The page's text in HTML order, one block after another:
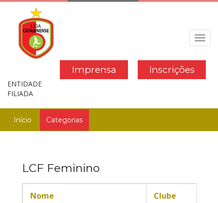
Inscrições
Imprensa
ENTIDADE
FILIADA
Início Categorias
LCF Feminino
Nome Clube